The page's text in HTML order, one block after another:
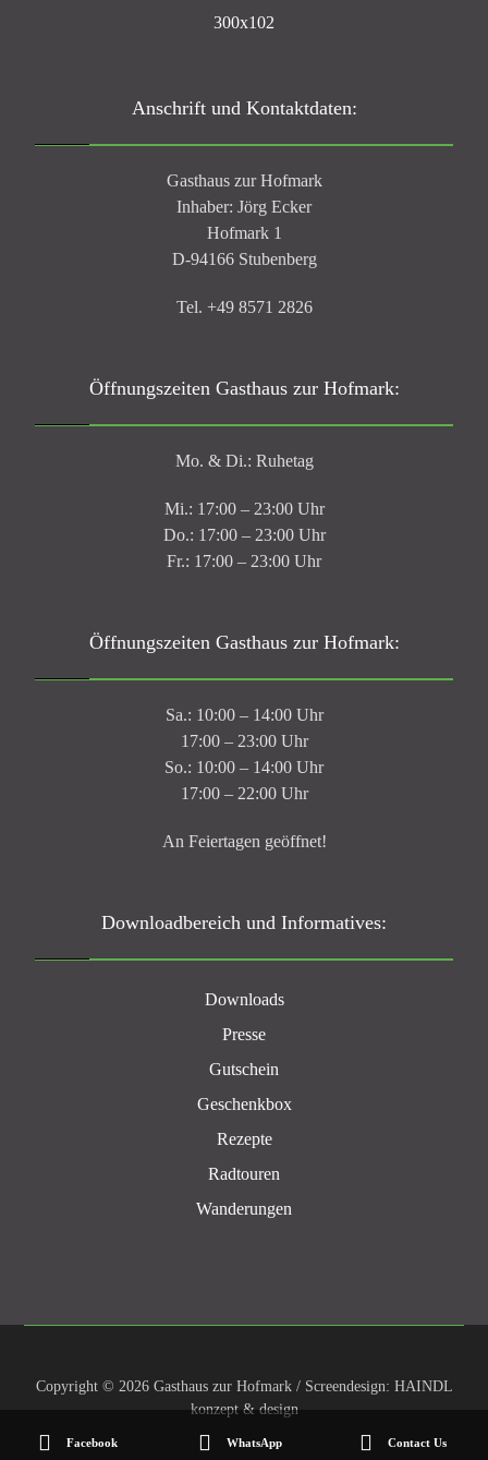
Anschrift und Kontaktdaten:
Gasthaus zur Hofmark
Inhaber: Jörg Ecker
Hofmark 1
D-94166 Stubenberg
Tel. +49 8571 2826
Öffnungszeiten Gasthaus zur Hofmark:
Mo. & Di.: Ruhetag
Mi.: 17:00 – 23:00 Uhr
Do.: 17:00 – 23:00 Uhr
Fr.: 17:00 – 23:00 Uhr
Öffnungszeiten Gasthaus zur Hofmark:
Sa.: 10:00 – 14:00 Uhr
17:00 – 23:00 Uhr
So.: 10:00 – 14:00 Uhr
17:00 – 22:00 Uhr
An Feiertagen geöffnet!
Downloadbereich und Informatives:
Downloads
Presse
Gutschein
Geschenkbox
Rezepte
Radtouren
Wanderungen
Copyright © 2026 Gasthaus zur Hofmark / Screendesign: HAINDL
konzept & design
Facebook WhatsApp Contact Us